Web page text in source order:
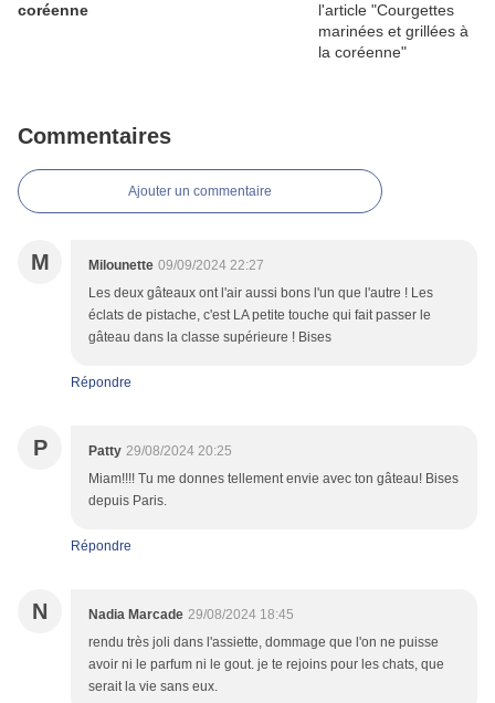
coréenne
Commentaires
Ajouter un commentaire
M Milounette 09/09/2024 22:27
Les deux gâteaux ont l'air aussi bons l'un que l'autre ! Les
éclats de pistache, c'est LA petite touche qui fait passer le
gâteau dans la classe supérieure ! Bises
Répondre
P Patty 29/08/2024 20:25
Miam!!!! Tu me donnes tellement envie avec ton gâteau! Bises
depuis Paris.
Répondre
N Nadia Marcade 29/08/2024 18:45
rendu très joli dans l'assiette, dommage que l'on ne puisse
avoir ni le parfum ni le gout. je te rejoins pour les chats, que
serait la vie sans eux.